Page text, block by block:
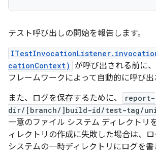
テスト呼び出しの開始を報告します。
cationContext) が呼び出される前に
フレームワークによって自動的に呼び出
また、ログを保存するために、
report-
dir/[branch/]build-id/test-tag/
一意のファイル システム ディレクトリ
ィレクトリの作成に失敗した場合は、
システムの一時ディレクトリにログを書